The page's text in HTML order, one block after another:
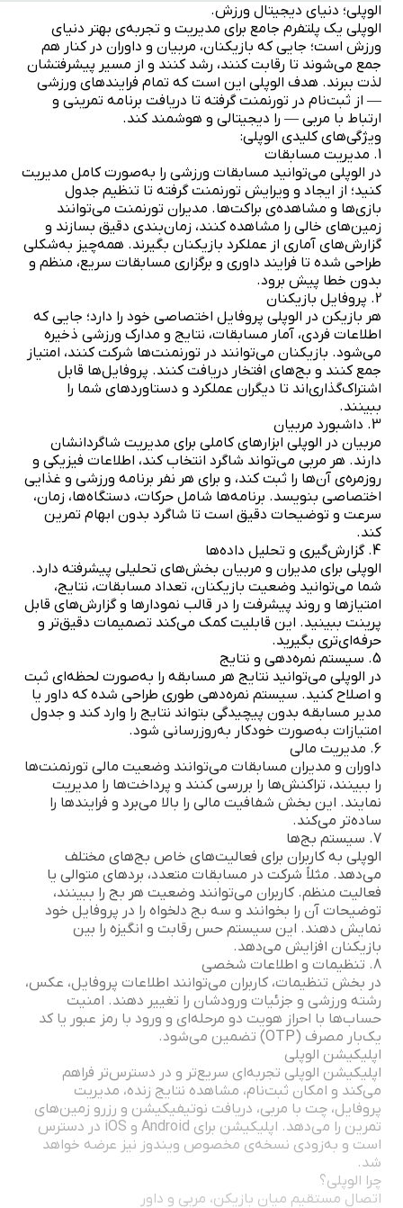
الوپلی؛ دنیای دیجیتال ورزش.
الوپلی یک پلتفرم جامع برای مدیریت و تجربه‌ی بهتر دنیای
ورزش است؛ جایی که بازیکنان، مربیان و داوران در کنار هم
جمع می‌شوند تا رقابت کنند، رشد کنند و از مسیر پیشرفتشان
لذت ببرند. هدف الوپلی این است که تمام فرایندهای ورزشی
— از ثبت‌نام در تورنمنت گرفته تا دریافت برنامه تمرینی و
ارتباط با مربی — را دیجیتالی و هوشمند کند.
ویژگی‌های کلیدی الوپلی:
1. مدیریت مسابقات
در الوپلی می‌توانید مسابقات ورزشی را به‌صورت کامل مدیریت
کنید؛ از ایجاد و ویرایش تورنمنت گرفته تا تنظیم جدول
بازی‌ها و مشاهده‌ی براکت‌ها. مدیران تورنمنت می‌توانند
زمین‌های خالی را مشاهده کنند، زمان‌بندی دقیق بسازند و
گزارش‌های آماری از عملکرد بازیکنان بگیرند. همه‌چیز به‌شکلی
طراحی شده تا فرایند داوری و برگزاری مسابقات سریع، منظم و
بدون خطا پیش برود.
2. پروفایل بازیکنان
هر بازیکن در الوپلی پروفایل اختصاصی خود را دارد؛ جایی که
اطلاعات فردی، آمار مسابقات، نتایج و مدارک ورزشی ذخیره
می‌شود. بازیکنان می‌توانند در تورنمنت‌ها شرکت کنند، امتیاز
جمع کنند و بج‌های افتخار دریافت کنند. پروفایل‌ها قابل
اشتراک‌گذاری‌اند تا دیگران عملکرد و دستاوردهای شما را
ببینند.
3. داشبورد مربیان
مربیان در الوپلی ابزارهای کاملی برای مدیریت شاگردانشان
دارند. هر مربی می‌تواند شاگرد انتخاب کند، اطلاعات فیزیکی و
روزمره‌ی آن‌ها را ثبت کند، و برای هر نفر برنامه ورزشی و غذایی
اختصاصی بنویسد. برنامه‌ها شامل حرکات، دستگاه‌ها، زمان،
سرعت و توضیحات دقیق است تا شاگرد بدون ابهام تمرین
کند.
4. گزارش‌گیری و تحلیل داده‌ها
الوپلی برای مدیران و مربیان بخش‌های تحلیلی پیشرفته دارد.
شما می‌توانید وضعیت بازیکنان، تعداد مسابقات، نتایج،
امتیازها و روند پیشرفت را در قالب نمودارها و گزارش‌های قابل
پرینت ببینید. این قابلیت کمک می‌کند تصمیمات دقیق‌تر و
حرفه‌ای‌تری بگیرید.
5. سیستم نمره‌دهی و نتایج
در الوپلی می‌توانید نتایج هر مسابقه را به‌صورت لحظه‌ای ثبت
و اصلاح کنید. سیستم نمره‌دهی طوری طراحی شده که داور یا
مدیر مسابقه بدون پیچیدگی بتواند نتایج را وارد کند و جدول
امتیازات به‌صورت خودکار به‌روزرسانی شود.
6. مدیریت مالی
داوران و مدیران مسابقات می‌توانند وضعیت مالی تورنمنت‌ها
را ببینند، تراکنش‌ها را بررسی کنند و پرداخت‌ها را مدیریت
نمایند. این بخش شفافیت مالی را بالا می‌برد و فرایندها را
ساده‌تر می‌کند.
7. سیستم بج‌ها
الوپلی به کاربران برای فعالیت‌های خاص بج‌های مختلف
می‌دهد. مثلاً شرکت در مسابقات متعدد، بردهای متوالی یا
فعالیت منظم. کاربران می‌توانند وضعیت هر بج را ببینند،
توضیحات آن را بخوانند و سه بج دلخواه را در پروفایل خود
نمایش دهند. این سیستم حس رقابت و انگیزه را بین
بازیکنان افزایش می‌دهد.
8. تنظیمات و اطلاعات شخصی
در بخش تنظیمات، کاربران می‌توانند اطلاعات پروفایل، عکس،
رشته ورزشی و جزئیات ورودشان را تغییر دهند. امنیت
حساب‌ها با احراز هویت دو مرحله‌ای و ورود با رمز عبور یا کد
یک‌بار مصرف (OTP) تضمین می‌شود.
اپلیکیشن الوپلی
اپلیکیشن الوپلی تجربه‌ای سریع‌تر و در دسترس‌تر فراهم
می‌کند و امکان ثبت‌نام، مشاهده نتایج زنده، مدیریت
پروفایل، چت با مربی، دریافت نوتیفیکیشن و رزرو زمین‌های
تمرین را می‌دهد. اپلیکیشن برای Android و iOS در دسترس
است و به‌زودی نسخه‌ی مخصوص ویندوز نیز عرضه خواهد
شد.
چرا الوپلی؟
اتصال مستقیم میان بازیکن، مربی و داور